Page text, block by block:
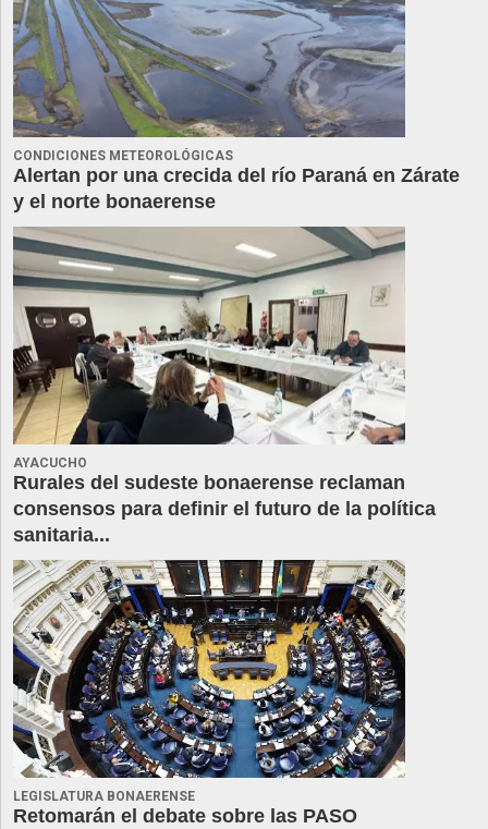
CONDICIONES METEOROLÓGICAS
Alertan por una crecida del río Paraná en Zárate
y el norte bonaerense
AYACUCHO
Rurales del sudeste bonaerense reclaman
consensos para definir el futuro de la política
sanitaria...
LEGISLATURA BONAERENSE
Retomarán el debate sobre las PASO